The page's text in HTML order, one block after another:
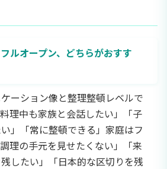
ルオープン、どちらがおすす
ーション像と整理整頓レベルで
理中も家族と会話したい」「子
」「常に整頓できる」家庭はフ
理の手元を見せたくない」「来
したい」「日本的な区切りを残